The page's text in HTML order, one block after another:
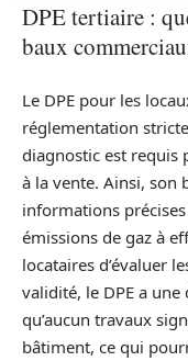
DPE tertiaire :
baux
Le DPE pour les
réglementation
diagnostic est requis
à la vente. Ainsi, son
informations
émissions de gaz à
locataires d’évaluer
validité, le DPE a
qu’aucun travaux
bâtiment, ce qui